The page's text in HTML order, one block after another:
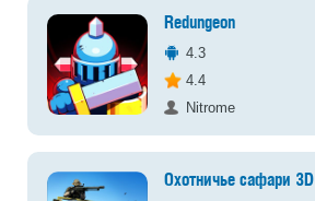
Redungeon
4.3
4.4
Nitrome
Охотничье сафари 3D